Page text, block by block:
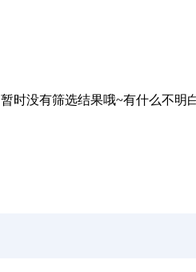
暂时没有筛选结果哦~有什么不明